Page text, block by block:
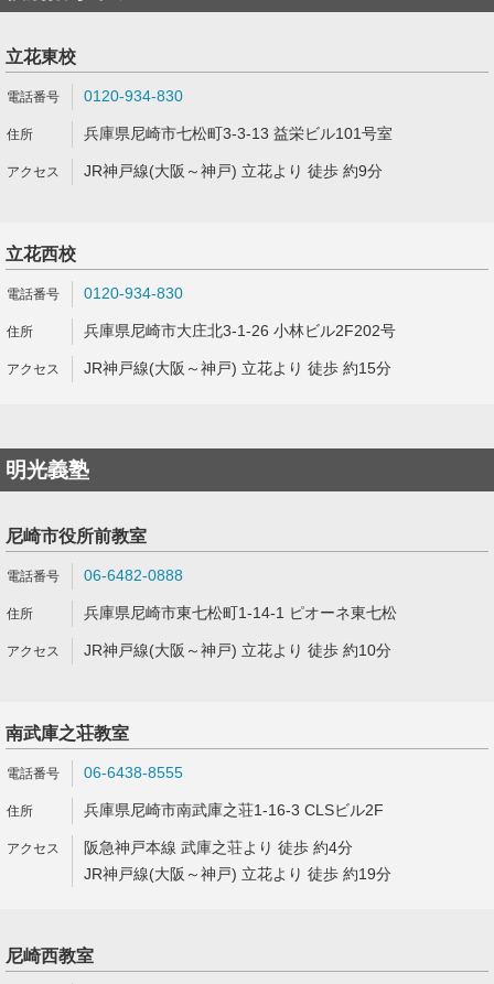
立花東校
0120-934-830
兵庫県尼崎市七松町3-3-13 益栄ビル101号室
JR神戸線(大阪～神戸) 立花より 徒歩 約9分
立花西校
0120-934-830
兵庫県尼崎市大庄北3-1-26 小林ビル2F202号
JR神戸線(大阪～神戸) 立花より 徒歩 約15分
明光義塾
尼崎市役所前教室
06-6482-0888
兵庫県尼崎市東七松町1-14-1 ピオーネ東七松
JR神戸線(大阪～神戸) 立花より 徒歩 約10分
南武庫之荘教室
06-6438-8555
兵庫県尼崎市南武庫之荘1-16-3 CLSビル2F
阪急神戸本線 武庫之荘より 徒歩 約4分
JR神戸線(大阪～神戸) 立花より 徒歩 約19分
尼崎西教室